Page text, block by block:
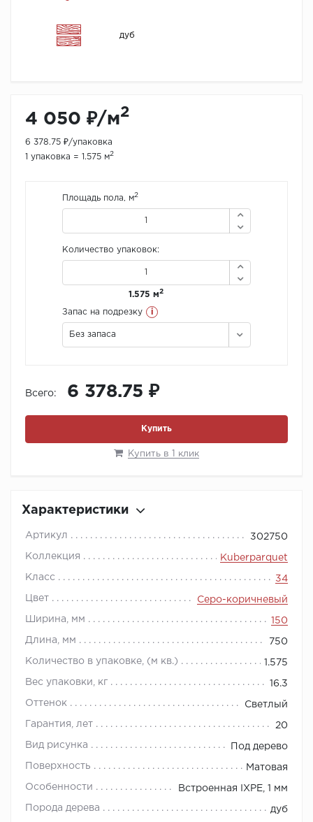
дуб
4 050 ₽/м2
6 378.75 ₽/упаковка
1 упаковка = 1.575 м2
Площадь пола, м2
Количество упаковок:
1.575 м2
Запас на подрезку i
Без запаса
Всего: 6 378.75 ₽
Купить
Купить в 1 клик
Характеристики
Артикул 302750
Коллекция Kuberparquet
Класс 34
Цвет Серо-коричневый
Ширина, мм 150
Длина, мм 750
Количество в упаковке, (м кв.) 1.575
Вес упаковки, кг 16.3
Оттенок Светлый
Гарантия, лет 20
Вид рисунка Под дерево
Поверхность Матовая
Особенности Встроенная IXPE, 1 мм
Порода дерева дуб